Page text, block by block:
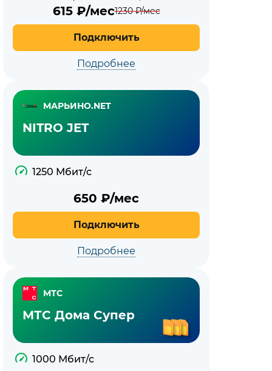
615₽/мес1230₽/мес
Подключить
Подробнее
МАРЬИНО.NET
NITRO JET
1250 Мбит/с
650 ₽/мес
Подключить
Подробнее
МТС
МТС Дома Супер
1000 Мбит/с